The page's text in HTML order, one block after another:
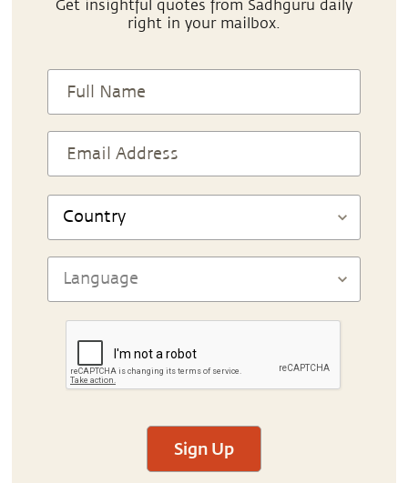
Get insightful quotes from Sadhguru daily
right in your mailbox.
Sign Up